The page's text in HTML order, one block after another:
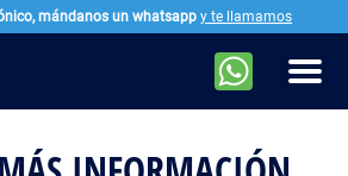
mándanos un whatsapp y te llamamos